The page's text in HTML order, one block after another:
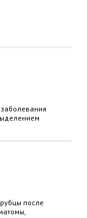
после